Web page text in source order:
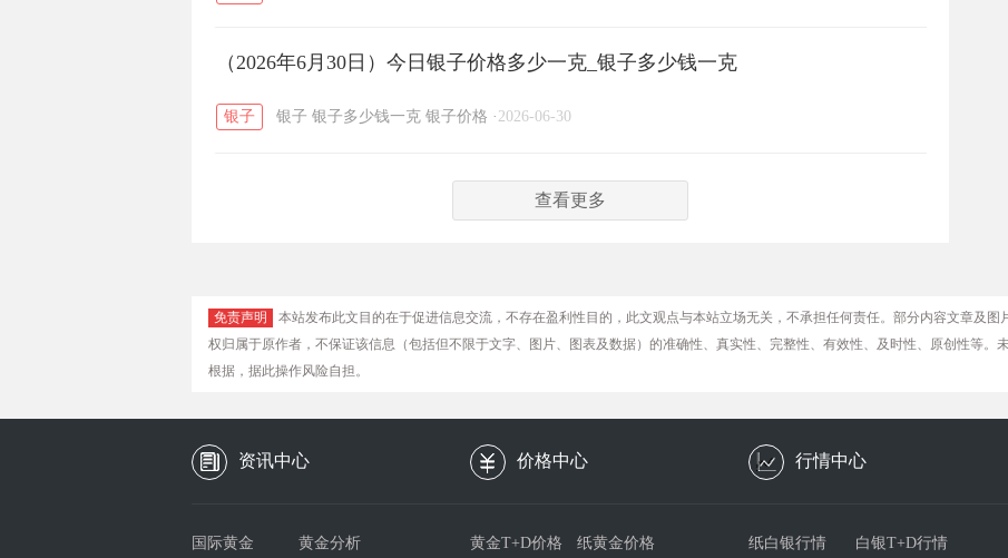
（2026年6月30日）今日银子价格多少一克_银子多少钱一克
银子 银子 银子多少钱一克 银子价格 · 2026-06-30
查看更多
免责声明
本站发布此文目的在于促进信息交流，不存在盈利性目的，此文观点与本站立场无关，不承担任何责任。部分内容文章及
权归属于原作者，不保证该信息（包括但不限于文字、图片、图表及数据）的准确性、真实性、完整性、有效性、及时性、原创性等。
根据，据此操作风险自担。
资讯中心 价格中心 行情中心
国际黄金 黄金分析 黄金T+D价格 纸黄金价格 纸白银行情 白银T+D行情